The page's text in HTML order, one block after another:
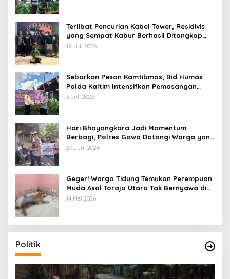
Terlibat Pencurian Kabel Tower, Residivis
yang Sempat Kabur Berhasil Ditangkap
Tim Gabungan di Jeneponto
19 Juli 2026
Sebarkan Pesan Kamtibmas, Bid Humas
Polda Kaltim Intensifkan Pemasangan
Spanduk serta Pembagian Stiker
6 Juli 2026
Hari Bhayangkara Jadi Momentum
Berbagi, Polres Gowa Datangi Warga yang
Membutuhkan
27 Juni 2026
Geger! Warga Tidung Temukan Perempuan
Muda Asal Toraja Utara Tak Bernyawa di
Kamar Kos
14 Mei 2026
Politik